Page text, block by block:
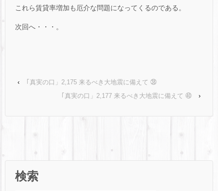
これら賃貸率増加も厄介な問題になってくるのである。
次回へ・・・。
‹
｢真実の口」2,175 来るべき大地震に備えて ㊳
｢真実の口」2,177 来るべき大地震に備えて ㊵
›
検索